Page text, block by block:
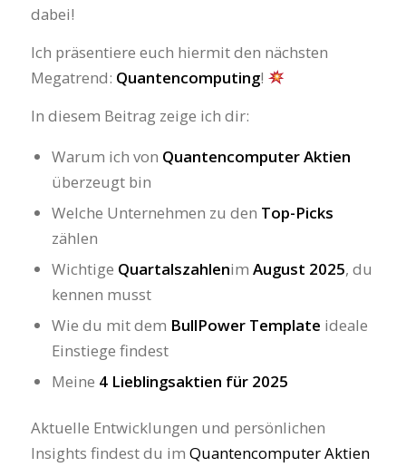
dabei!
Ich präsentiere euch hiermit den nächsten
Megatrend: Quantencomputing!
In diesem Beitrag zeige ich dir:
Warum ich von Quantencomputer Aktien
überzeugt bin
Welche Unternehmen zu den Top-Picks
zählen
Wichtige QuartalszahlenimAugust 2025, du
kennen musst
Wie du mit dem BullPower Template ideale
Einstiege findest
Meine 4 Lieblingsaktien für 2025
Aktuelle Entwicklungen und persönlichen
Insights findest du im Quantencomputer Aktien